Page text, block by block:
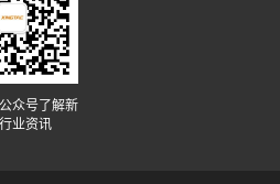
众号了解新
业资讯